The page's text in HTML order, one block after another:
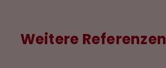
Weitere Referenzen